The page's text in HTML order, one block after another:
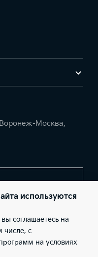
Москва,
АВТО ГАЗ»
автодороги Воронеж-
211-36-79; ИНН:
«Киа Россия и СНГ»
26; Телефон: 8 800 301
используются
соглашаетесь на
числе, с
на условиях